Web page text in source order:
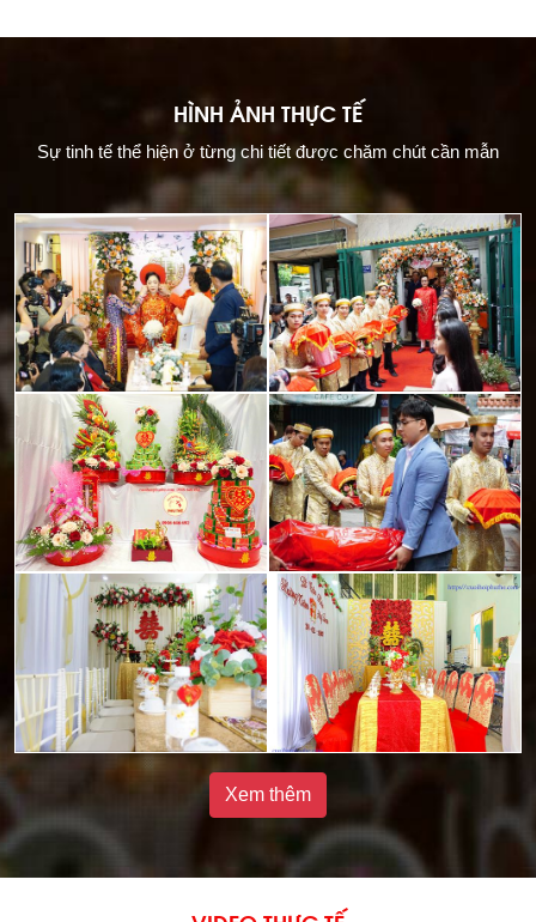
HÌNH ẢNH THỰC TẾ
Sự tinh tế thể hiện ở từng chi tiết được chăm chút cần mẫn
Xem thêm